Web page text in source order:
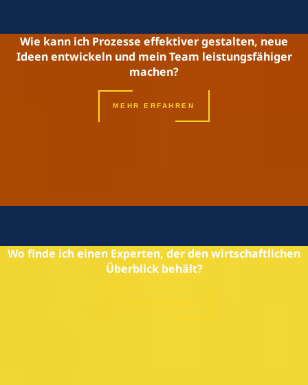
Wie kann ich Prozesse effektiver gestalten, neue
Ideen entwickeln und mein Team leistungsfähiger
machen?
MEHR ERFAHREN
Wo finde ich einen Experten, der den wirtschaftlichen
Überblick behält?